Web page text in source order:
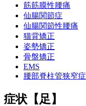
筋筋膜性腰痛
仙腸関節症
仙腸関節性腰痛
猫背矯正
姿勢矯正
骨盤矯正
EMS
腰部脊柱管狭窄症
症状【足】